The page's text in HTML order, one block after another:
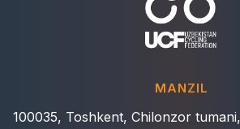
MANZIL
100035, Toshkent, Chilonzor